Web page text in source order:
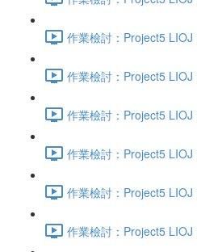
作業檢討：Project5
作業檢討：Project5
作業檢討：Project5
作業檢討：Project5
作業檢討：Project5
作業檢討：Project5